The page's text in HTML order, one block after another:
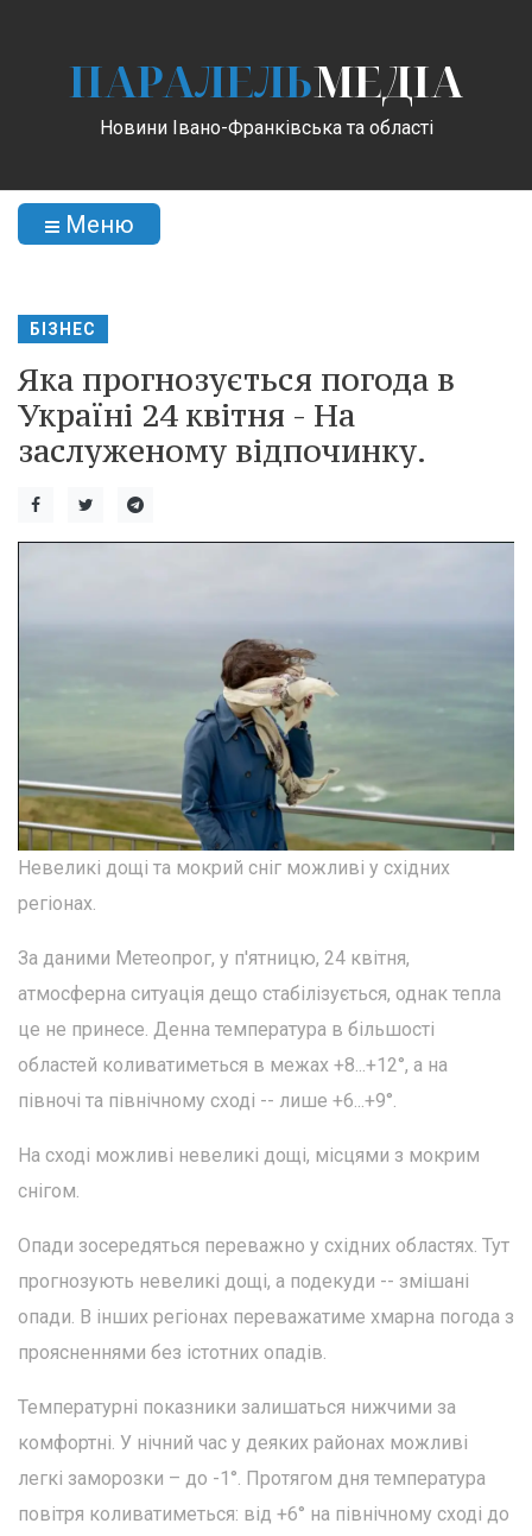
ПАРАЛЕЛЬМЕДІА
Новини Івано-Франківська та області
Меню
БІЗНЕС
Яка прогнозується погода в
Україні 24 квітня - На
заслуженому відпочинку.
Невеликі дощі та мокрий сніг можливі у східних
регіонах.
За даними Метеопрог, у п'ятницю, 24 квітня,
атмосферна ситуація дещо стабілізується, однак тепла
це не принесе. Денна температура в більшості
областей коливатиметься в межах +8...+12°, а на
півночі та північному сході -- лише +6...+9°.
На сході можливі невеликі дощі, місцями з мокрим
снігом.
Опади зосередяться переважно у східних областях. Тут
прогнозують невеликі дощі, а подекуди -- змішані
опади. В інших регіонах переважатиме хмарна погода з
проясненнями без істотних опадів.
Температурні показники залишаться нижчими за
комфортні. У нічний час у деяких районах можливі
легкі заморозки – до -1°. Протягом дня температура
повітря коливатиметься: від +6° на північному сході до